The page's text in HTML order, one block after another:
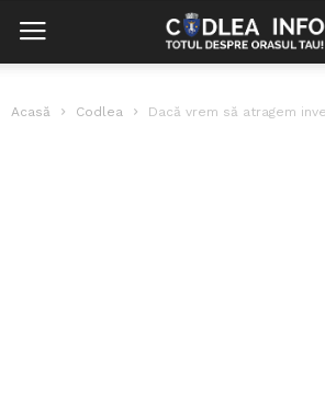
Acasă Codlea Dacă vrem să atragem investitori,